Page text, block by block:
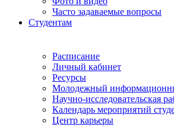
Часто задаваемые вопросы
Студентам
Расписание
Личный кабинет
Ресурсы
Молодежный
Научно-исследовательская
Календарь мероприятий
Центр карьеры